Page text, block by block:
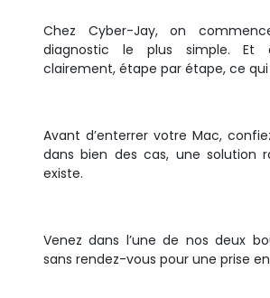
Chez Cyber-Jay, on
diagnostic le plus simple. Et
clairement, étape par étape, ce
Avant d’enterrer votre Mac,
dans bien des cas, une solution
existe.
Venez dans l’une de nos deux
sans rendez-vous pour une prise